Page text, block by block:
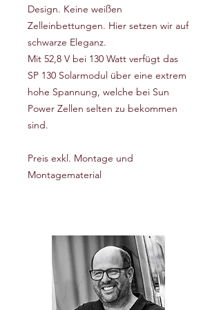
Design. Keine weißen
Zelleinbettungen. Hier setzen wir auf
schwarze Eleganz.
Mit 52,8 V bei 130 Watt verfügt das
SP 130 Solarmodul über eine extrem
hohe Spannung, welche bei Sun
Power Zellen selten zu bekommen
sind.
Preis exkl. Montage und
Montagematerial